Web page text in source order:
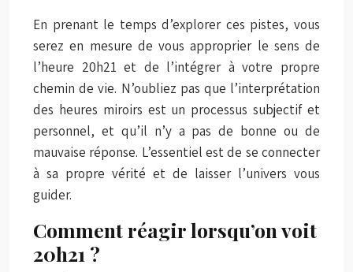
En prenant le temps d’explorer ces pistes, vous
serez en mesure de vous approprier le sens de
l’heure 20h21 et de l’intégrer à votre propre
chemin de vie. N’oubliez pas que l’interprétation
des heures miroirs est un processus subjectif et
personnel, et qu’il n’y a pas de bonne ou de
mauvaise réponse. L’essentiel est de se connecter
à sa propre vérité et de laisser l’univers vous
guider.
Comment réagir lorsqu’on voit
20h21 ?